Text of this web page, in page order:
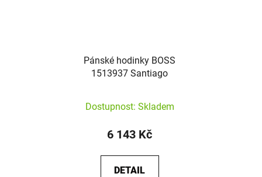
Pánské hodinky BOSS
1513937 Santiago
Dostupnost: Skladem
6 143 Kč
DETAIL